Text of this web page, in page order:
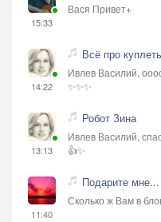
15:33
Вася Привет+
14:22
Всё про
Ивлев Василий,
✨✨✨
13:13
Робот Зина
Ивлев Василий,
👍✨
11:40
Подарите мне...
Сколько ж Вам в